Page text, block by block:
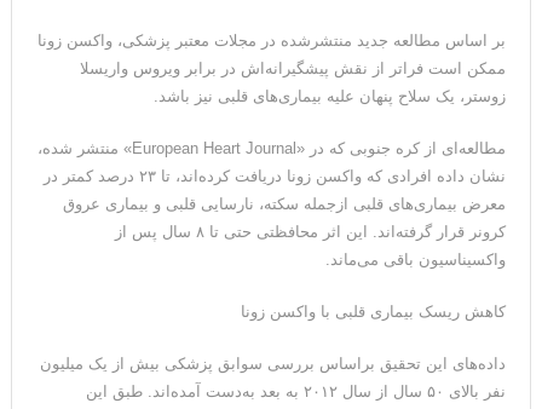
بهبود یافته است
دیپلمات حکومتی: ترامپ می‌خواهد یک بار برای همیشه نسخه ما را
بپیچد+تحلیل
ترامپ: این آخرین فرصت برای حکومت ایران است، امیدوارم سر عقل
بیایند
ترامپ: رهبری حکومت ایران فریبکار و دورویی عجیبی از خود نشان
بر اساس مطالعه جدید منتشرشده در مجلات معتبر پزشکی، واکسن زونا
ممکن است فراتر از نقش پیشگیرانه‌اش در برابر ویروس واریسلا
زوستر، یک سلاح پنهان علیه بیماری‌های قلبی نیز باشد.
مطالعه‌ای از کره جنوبی که در «European Heart Journal» منتشر شده،
نشان داده افرادی که واکسن زونا دریافت کرده‌اند، تا ۲۳ درصد کمتر در
معرض بیماری‌های قلبی ازجمله سکته، نارسایی قلبی و بیماری عروق
کرونر قرار گرفته‌اند. این اثر محافظتی حتی تا ۸ سال پس از
واکسیناسیون باقی می‌ماند.
کاهش ریسک بیماری قلبی با واکسن زونا
داده‌های این تحقیق براساس بررسی سوابق پزشکی بیش از یک میلیون
نفر بالای ۵۰ سال از سال ۲۰۱۲ به بعد به‌دست آمده‌اند. طبق این